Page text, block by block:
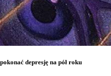
depresję na pół roku